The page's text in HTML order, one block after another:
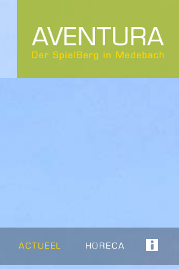
ACTUEEL HORECA